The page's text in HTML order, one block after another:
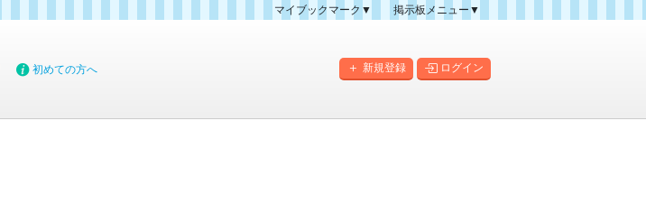
マイブックマーク▼
掲示板メニュー▼
掲示板マップ
新規登録 ログイン
初めての方へ